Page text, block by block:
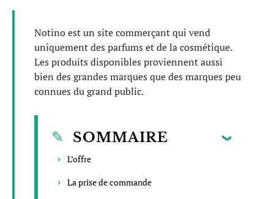
Notino est un site commerçant qui vend
uniquement des parfums et de la cosmétique.
Les produits disponibles proviennent aussi
bien des grandes marques que des marques peu
connues du grand public.
SOMMAIRE
L’offre
La prise de commande